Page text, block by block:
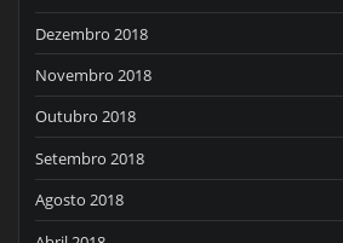
Dezembro 2018
Novembro 2018
Outubro 2018
Setembro 2018
Agosto 2018